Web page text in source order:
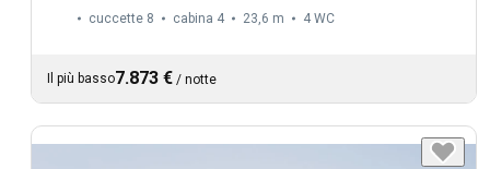
cuccette 8 cabina 4 23,6 m 4 WC
Il più basso7.873 € / notte